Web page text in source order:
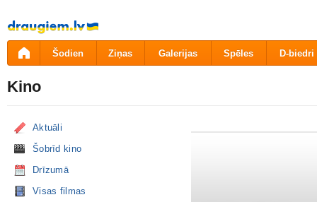
Pāriet
uz
saturu
Šodien Ziņas Galerijas Spēles D-biedri
Kino
Aktuāli
Šobrīd kino
Drīzumā
Visas filmas